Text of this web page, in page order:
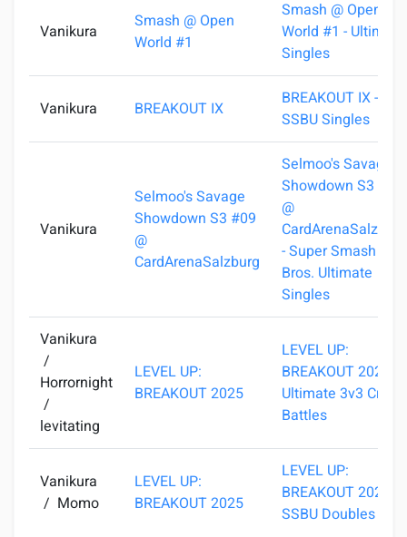
Vanikura
Smash @ Open
World #1
Smash @ Open
World #1 - Ultimate
Singles
Vanikura BREAKOUT IX
BREAKOUT IX -
SSBU Singles
Vanikura
Selmoo's Savage
Showdown S3 #09
@
CardArenaSalzburg
Selmoo's Savage
Showdown S3 #09
@
CardArenaSalzburg
- Super Smash
Bros. Ultimate
Singles
Vanikura
/
Horrornight
/
levitating
LEVEL UP:
BREAKOUT 2025
LEVEL UP:
BREAKOUT 2025 -
Ultimate 3v3 Crew
Battles
Vanikura
/ Momo
LEVEL UP:
BREAKOUT 2025
LEVEL UP:
BREAKOUT 2025 -
SSBU Doubles